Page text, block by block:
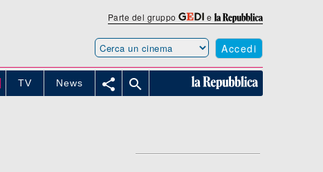
Parte del gruppo e
Accedi
TV News  